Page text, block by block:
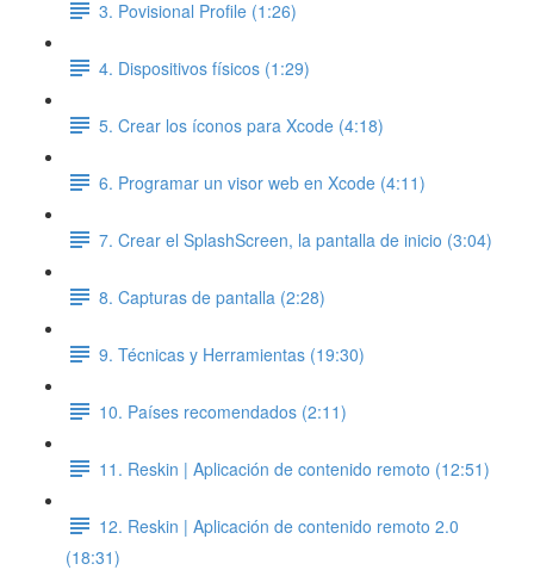
3. Povisional Profile (1:26)
4. Dispositivos físicos (1:29)
5. Crear los íconos para Xcode (4:18)
6. Programar un visor web en Xcode (4:11)
7. Crear el SplashScreen, la pantalla de inicio (3:04)
8. Capturas de pantalla (2:28)
9. Técnicas y Herramientas (19:30)
10. Países recomendados (2:11)
11. Reskin | Aplicación de contenido remoto (12:51)
12. Reskin | Aplicación de contenido remoto 2.0
(18:31)